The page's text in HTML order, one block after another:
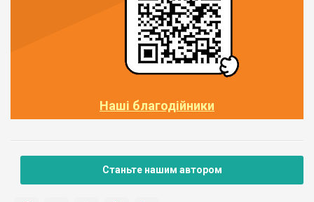
Наші благодійники
Станьте нашим автором